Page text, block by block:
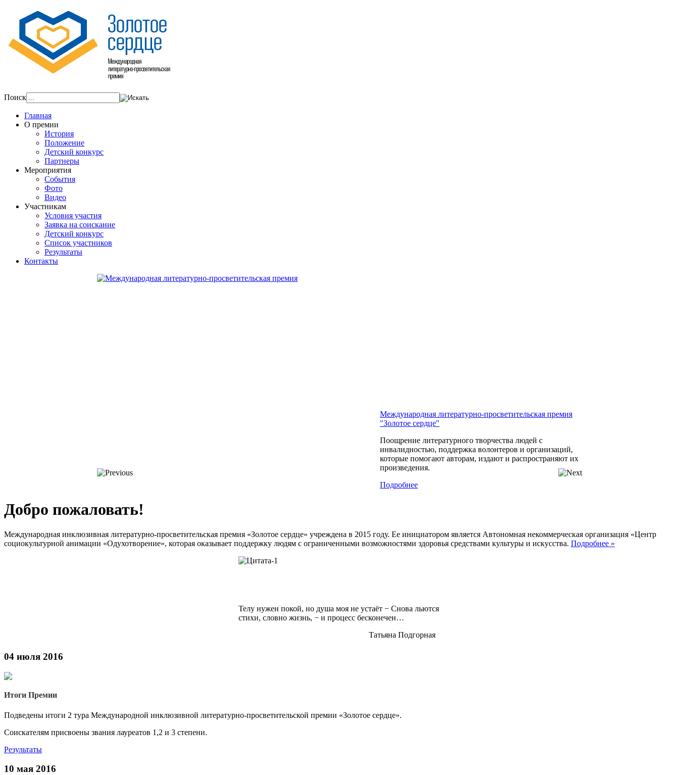
Поиск
Главная
О премии
История
Положение
Детский конкурс
Партнеры
Мероприятия
События
Фото
Видео
Участникам
Условия участия
Заявка на соискание
Детский конкурс
Список участников
Результаты
Контакты
Международная литературно-просветительская премия
"Золотое сердце"
Поощрение литературного творчества людей с
инвалидностью, поддержка волонтеров и организаций,
которые помогают авторам, издают и распространяют их
произведения.
Подробнее
Журнал культурно-творческой интеллигенции "Луч
Добро пожаловать!
Международная инклюзивная литературно-просветительская премия «Золотое сердце» учреждена в 2015 году. Ее инициатором является Автономная некоммерческая организация «Центр
социокультурной анимации «Одухотворение», которая оказывает поддержку людям с ограниченными возможностями здоровья средствами культуры и искусства. Подробнее »
Телу нужен покой, но душа моя не устаёт − Снова льются
стихи, словно жизнь, − и процесс бесконечен…
Татьяна Подгорная
Елена Рожкова
04 июля 2016
Итоги Премии
Подведены итоги 2 тура Международной инклюзивной литературно-просветительской премии «Золотое сердце».
Соискателям присвоены звания лауреатов 1,2 и 3 степени.
Результаты
10 мая 2016